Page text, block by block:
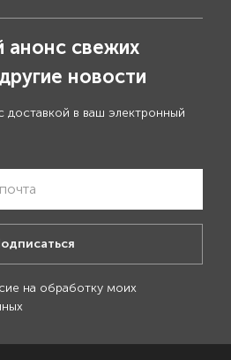
анонс свежих
новости
доставкой в ваш электронный
на обработку моих